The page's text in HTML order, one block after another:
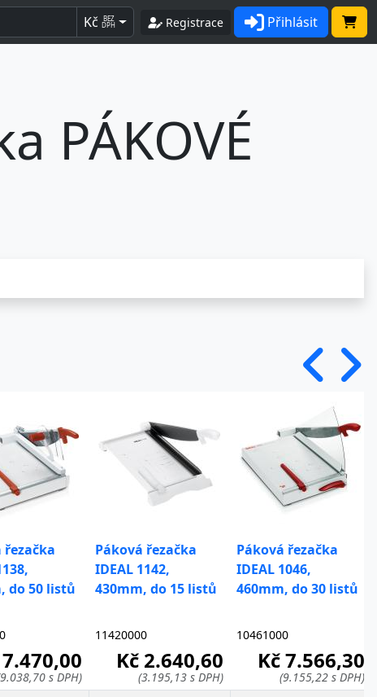
Kč BEZ
DPH Registrace Přihlásit
PÁKOVÉ
řezačka
do 50 listů
Páková řezačka
IDEAL 1142,
430mm, do 15 listů
Páková řezačka
IDEAL 1046,
460mm, do 30 listů
11420000 10461000
s DPH)
Kč 2.640,60
(3.195,13 s DPH)
Kč 7.566,30
(9.155,22 s DPH)